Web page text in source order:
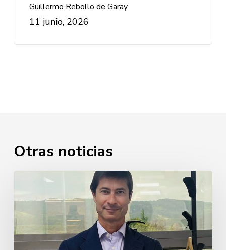
Guillermo Rebollo de Garay
11 junio, 2026
Otras noticias